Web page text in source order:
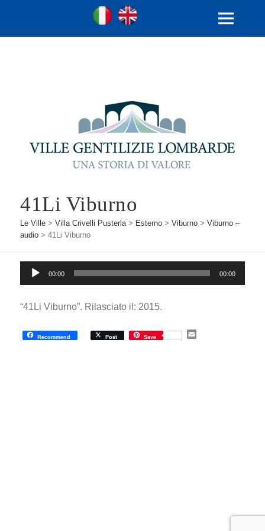
Ville Gentilizie Lombarde
Ita
MENU
41Li Viburno
Le Ville >Villa Crivelli Pusterla> Esterno >Viburno >Viburno –
audio >41Li Viburno
Player
00:00 00:00
“41Li Viburno”. Rilasciato il: 2015.
Recommend Post Save